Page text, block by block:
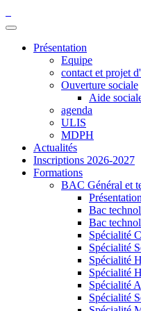
Présentation
Equipe
contact et projet
Ouverture sociale
Aide
agenda
ULIS
MDPH
Actualités
Inscriptions 2026-2027
Formations
BAC Général et
Présentation
Bac
Bac
Spécialité
Spécialité
Spécialité
Spécialité
Spécialité
Spécialité